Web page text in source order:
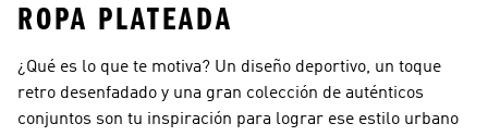
ROPA PLATEADA
¿Qué es lo que te motiva? Un diseño deportivo, un toque
retro desenfadado y una gran colección de auténticos
conjuntos son tu inspiración para lograr ese estilo urbano